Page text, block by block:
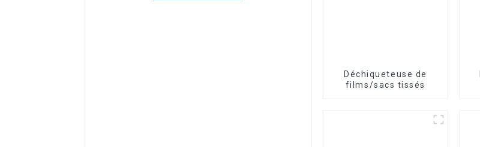
Déchiqueteuse de
films/sacs tissés